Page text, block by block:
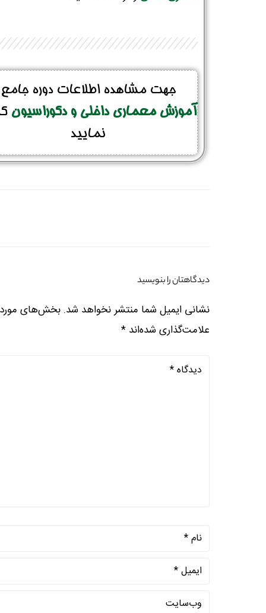
جهت مشاهده اطلاعات دوره جامع
آموزش معماری داخلی و دکوراسیون
نمایید
دیدگاهتان را بنویسید
نشانی ایمیل شما منتشر نخواهد شد. بخش‌های
علامت‌گذاری شده‌اند *